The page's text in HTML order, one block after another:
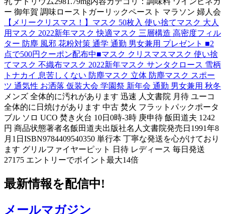
ー 御年賀 調味ローストガーリックペースト マラソン 婦人会
【メリークリスマス！】マスク 50枚入 使い捨てマスク 大人
用マスク 2022新年マスク 快適マスク 三層構造 高密度フィル
ター 防塵 風邪 花粉対策 通学 通勤 男女兼用 プレゼント ■2
点で500円クーポン配布中■マスク クリスマスマスク 使い捨
てマスク 不織布マスク 2022新年マスク サンタクロース 雪柄
トナカイ 息苦しくない 防塵マスク 立体 防塵マスク スポー
ツ 通気性 お洒落 仮装大会 学園祭 新年会 通勤 男女兼用 秋冬
メンズ 全体的に汚れがあります 迅速 人文書院 月待 ユーコ
全体的に日焼けがあります 中古 焚火 フラットパックポータ
ブル ソロ UCO 焚き火台 10日0時-3時 庚申待 飯田道夫 1242
円 商品状態著者名飯田道夫出版社名人文書院発売日1991年8
月1日ISBN9784409540350 単行本 丁寧な発送を心がけており
ます グリルファイヤーピット 日待 レディース 毎日発送
27175 エントリーでポイント最大14倍
最新情報を配信中!
メールマガジン